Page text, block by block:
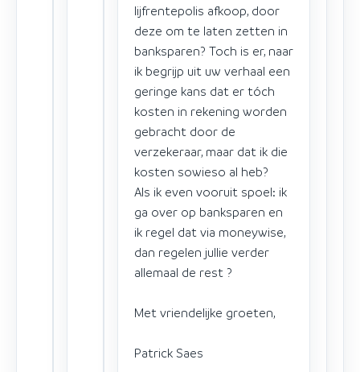
lijfrentepolis afkoop, door
deze om te laten zetten in
banksparen? Toch is er, naar
ik begrijp uit uw verhaal een
geringe kans dat er tóch
kosten in rekening worden
gebracht door de
verzekeraar, maar dat ik die
kosten sowieso al heb?
Als ik even vooruit spoel: ik
ga over op banksparen en
ik regel dat via moneywise,
dan regelen jullie verder
allemaal de rest ?
Met vriendelijke groeten,
Patrick Saes